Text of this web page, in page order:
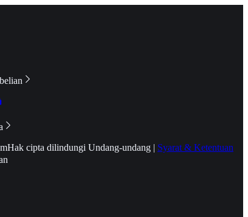
Hak cipta dilindungi Undang-undang | Syarat & Ketentuan